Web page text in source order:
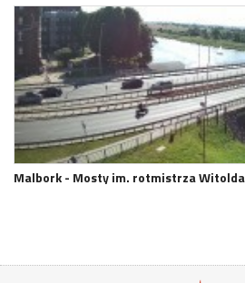
Malbork - Mosty im. rotmistrza